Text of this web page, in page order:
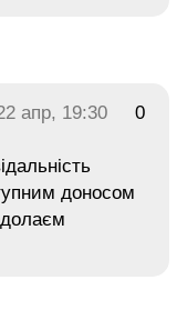
апр, 19:30 0
доносом